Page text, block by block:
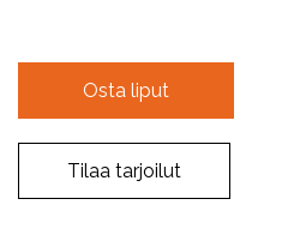
Osta liput
Tilaa tarjoilut